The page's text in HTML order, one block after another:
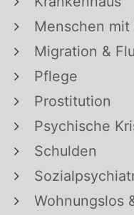
Menschen mit
Migration &
Pflege
Prostitution
Psychische
Schulden
Wohnungslos